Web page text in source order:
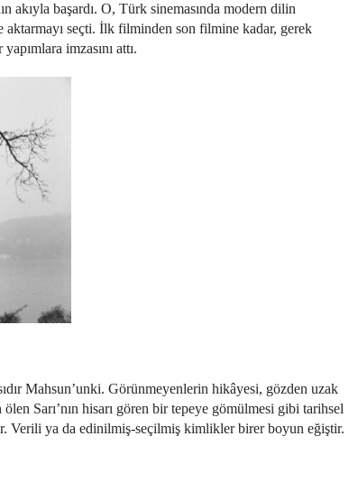
başardı. O, Türk sinemasında modern dilin
seçti. İlk filminden son filmine kadar, gerek
imzasını attı.
Mahsun’unki. Görünmeyenlerin hikâyesi, gözden uzak
Sarı’nın hisarı gören bir tepeye gömülmesi gibi tarihsel
Verili ya da edinilmiş-seçilmiş kimlikler birer boyun eğiştir.